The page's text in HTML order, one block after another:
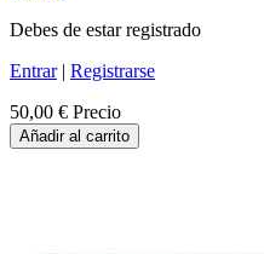
Debes de estar registrado
Entrar| Registrarse
50,00 € Precio
Añadir al carrito